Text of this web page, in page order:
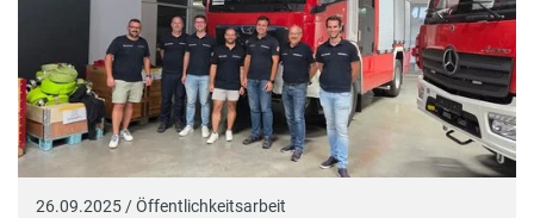
26.09.2025 / Öffentlichkeitsarbeit